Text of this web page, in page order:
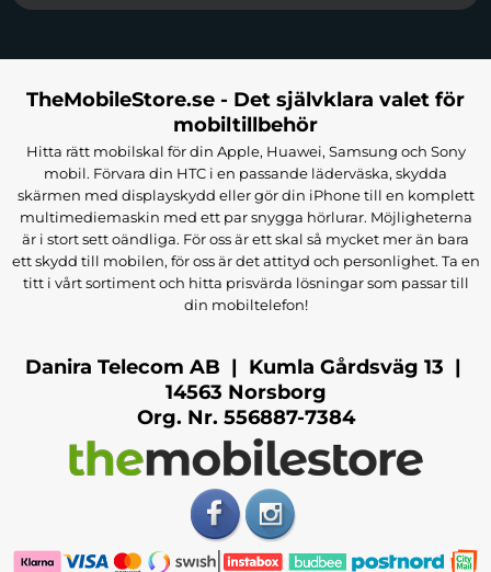
TheMobileStore.se - Det självklara valet för
mobiltillbehör
Hitta rätt mobilskal för din Apple, Huawei, Samsung och Sony
mobil. Förvara din HTC i en passande läderväska, skydda
skärmen med displayskydd eller gör din iPhone till en komplett
multimediemaskin med ett par snygga hörlurar. Möjligheterna
är i stort sett oändliga. För oss är ett skal så mycket mer än bara
ett skydd till mobilen, för oss är det attityd och personlighet. Ta en
titt i vårt sortiment och hitta prisvärda lösningar som passar till
din mobiltelefon!
Danira Telecom AB | Kumla Gårdsväg 13 |
14563 Norsborg
Org. Nr. 556887-7384